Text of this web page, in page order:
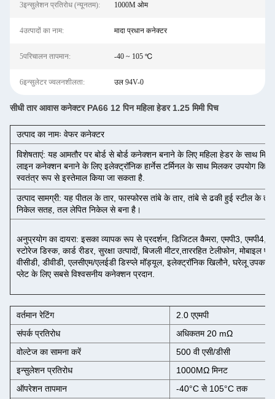
3इन्सुलेशन प्रतिरोध (न्यूनतम): 1000M ओम
4उत्पादों का नाम: मादा प्रधान कनेक्टर
5परिचालन तापमान: -40 ~ 105 ℃
6इन्सुलेटर ज्वलनशीलता: उल 94V-0
सीधी तार आवास कनेक्टर PA66 12 पिन महिला हेडर 1.25 मिमी पिच
उत्पाद का नामः वेफर कनेक्टर
विशेषताएं: यह आमतौर पर बोर्ड से बोर्ड कनेक्शन बनाने के लिए महिला हेडर के साथ
लाइन कनेक्शन बनाने के लिए इलेक्ट्रॉनिक हार्नेस टर्मिनल के साथ मिलकर उपयोग
स्वतंत्र रूप से इस्तेमाल किया जा सकता है.
उत्पाद सामग्री: यह पीतल के तार, फास्फोरस तांबे के तार, तांबे से ढकी हुई स्टील के
निकेल सतह, तल लेपित निकेल से बना है।
अनुप्रयोग का दायरा: इसका व्यापक रूप से प्रदर्शन, डिजिटल कैमरा, एमपी3, एमपी4,
स्टोरेज डिस्क, कार्ड रीडर, सुरक्षा उत्पादों, बिजली मीटर,ताररहित टेलीफोन, मोबाइल
वीसीडी, डीवीडी, एलसीएम/एलईडी डिस्प्ले मॉड्यूल, इलेक्ट्रॉनिक खिलौने, घरेलू
प्लेट के लिए सबसे विश्वसनीय कनेक्शन प्रदान.
वर्तमान रेटिंग
2.0 एएमपी
संपर्क प्रतिरोध
अधिकतम 20 mΩ
वोल्टेज का सामना करें
500 वी एसी/डीसी
इन्सुलेशन प्रतिरोध
1000MΩ मिनट
ऑपरेशन तापमान
-40°C से 105°C तक